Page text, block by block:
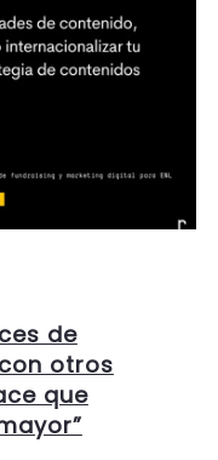
de
otros
que